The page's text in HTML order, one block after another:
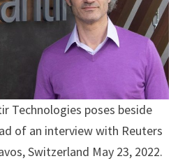
Technologies poses beside
of an interview with Reuters
Switzerland May 23, 2022.